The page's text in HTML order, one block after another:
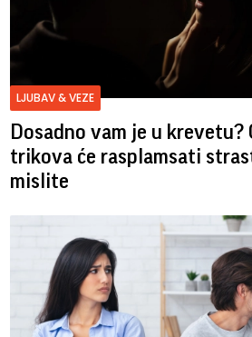
LJUBAV & VEZE
Dosadno vam je u krevetu?
trikova će rasplamsati
mislite